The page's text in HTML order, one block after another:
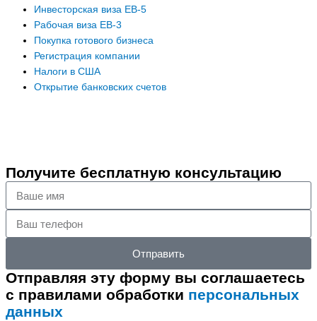
Инвесторская виза EB-5
Рабочая виза EB-3
Покупка готового бизнеса
Регистрация компании
Налоги в США
Открытие банковских счетов
Получите бесплатную консультацию
Отправить
Отправляя эту форму вы соглашаетесь
с правилами обработки персональных
данных